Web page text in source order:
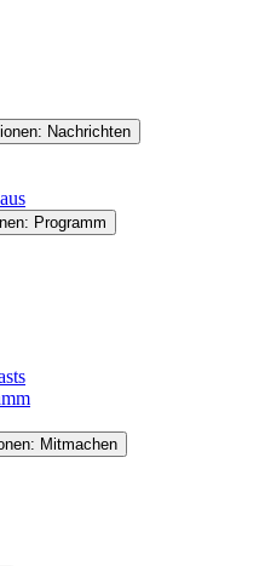
Nachrichten
Programm
Mitmachen